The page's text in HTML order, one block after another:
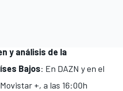
y análisis de la
Bajos: En DAZN y en el
+, a las 16:00h